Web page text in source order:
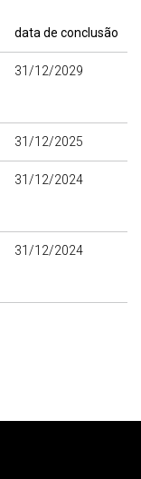
data de conclusão
31/12/2029
31/12/2025
31/12/2024
31/12/2024